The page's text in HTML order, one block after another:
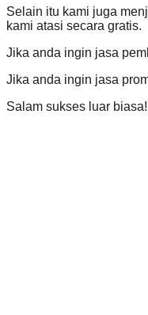
Selain itu kami juga
kami atasi secara gratis.
Jika anda ingin jasa
Jika anda ingin jasa
Salam sukses luar biasa!